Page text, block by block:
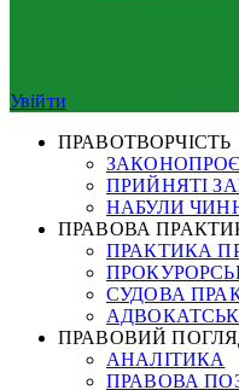
Увійти
ПРАВОТВОРЧІСТЬ
ПРИЙНЯТІ
НАБУЛИ
ПРАВОВА
ПРАКТИКА
СУДОВА
ПРАВОВИЙ
АНАЛІТИКА
ПРАВОВА